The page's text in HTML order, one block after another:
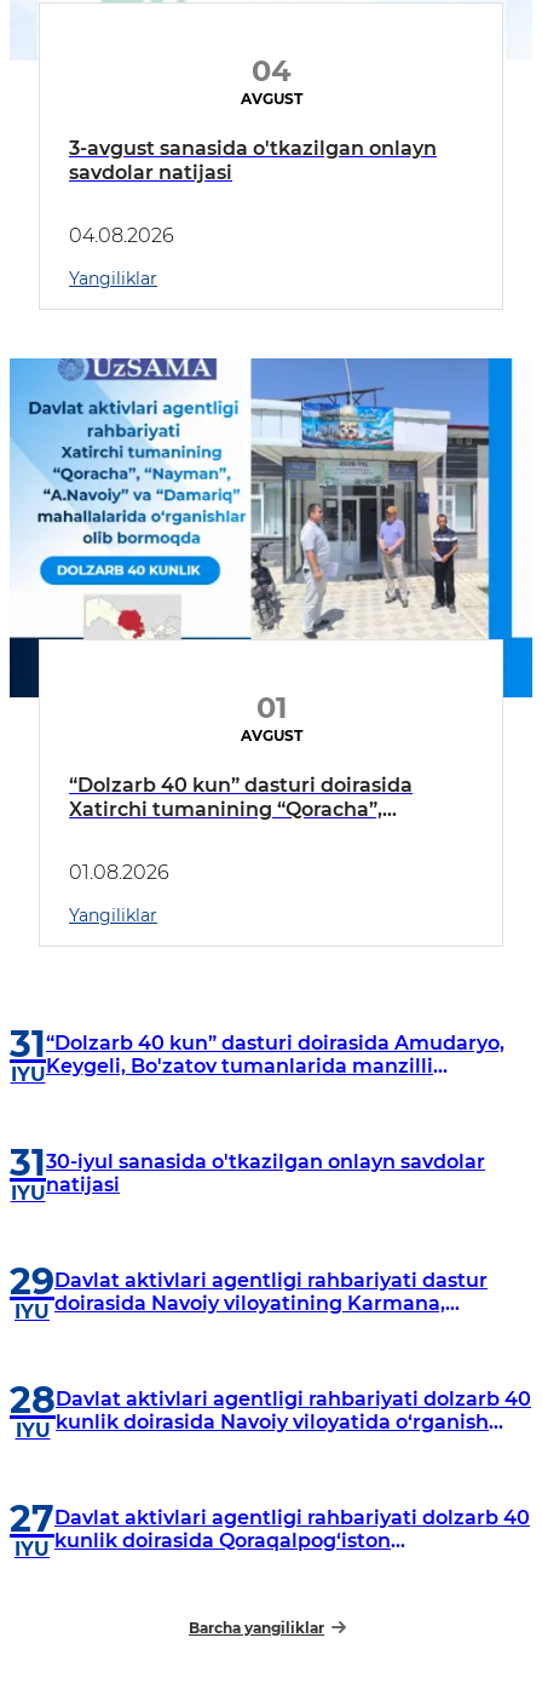
04
AVGUST
3-avgust sanasida o'tkazilgan onlayn
savdolar natijasi
04.08.2026
Yangiliklar
01
AVGUST
“Dolzarb 40 kun” dasturi doirasida
Xatirchi tumanining “Qoracha”,
borildi
01.08.2026
Yangiliklar
31
IYU
“Dolzarb 40 kun” dasturi doirasida Amudaryo,
Keygeli, Bo'zatov tumanlarida manzilli
31
IYU
30-iyul sanasida o'tkazilgan onlayn savdolar
natijasi
29
IYU
Davlat aktivlari agentligi rahbariyati dastur
doirasida Navoiy viloyatining Karmana,
28
IYU
Davlat aktivlari agentligi rahbariyati dolzarb 40
kunlik doirasida Navoiy viloyatida o‘rganish
27
IYU
Davlat aktivlari agentligi rahbariyati dolzarb 40
kunlik doirasida Qoraqalpog‘iston
Barcha yangiliklar